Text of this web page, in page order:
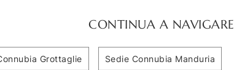
CONTINUA A NAVIGARE
Grottaglie Sedie Connubia Manduria